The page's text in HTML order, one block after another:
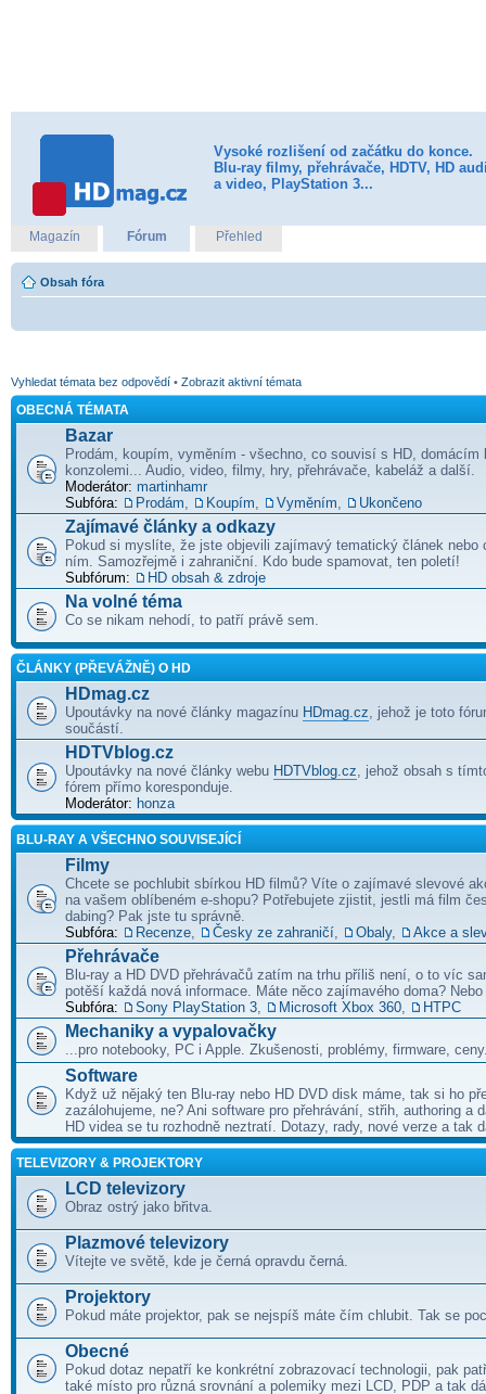
Vysoké rozlišení od začátku do konce.
Blu-ray filmy, přehrávače, HDTV, HD
a video, PlayStation 3...
Magazín Fórum Přehled
Obsah fóra
Vyhledat témata bez odpovědí • Zobrazit aktivní témata
OBECNÁ TÉMATA
Bazar
Prodám, koupím, vyměním - všechno, co souvisí s HD, domácím
konzolemi... Audio, video, filmy, hry, přehrávače, kabeláž a další.
Moderátor: martinhamr
Subfóra:
Prodám Koupím Vyměním Ukončeno
Zajímavé články a odkazy
Pokud si myslíte, že jste objevili zajímavý tematický článek nebo
ním. Samozřejmě i zahraniční. Kdo bude spamovat, ten poletí!
Subfórum:
HD obsah & zdroje
Na volné téma
Co se nikam nehodí, to patří právě sem.
ČLÁNKY (PŘEVÁŽNĚ) O HD
HDmag.cz
Upoutávky na nové články magazínu HDmag.cz , jehož je toto
součástí.
HDTVblog.cz
Upoutávky na nové články webu HDTVblog.cz , jehož obsah s
fórem přímo koresponduje.
Moderátor: honza
BLU-RAY A VŠECHNO SOUVISEJÍCÍ
Filmy
Chcete se pochlubit sbírkou HD filmů? Víte o zajímavé slevové
na vašem oblíbeném e-shopu? Potřebujete zjistit, jestli má film
dabing? Pak jste tu správně.
Subfóra:
Recenze Česky ze zahraničí Obaly, Akce a
Přehrávače
Blu-ray a HD DVD přehrávačů zatím na trhu příliš není, o to víc
potěší každá nová informace. Máte něco zajímavého doma?
Subfóra:
Sony PlayStation 3 Microsoft Xbox 360 HTPC
Mechaniky a vypalovačky
...pro notebooky, PC i Apple. Zkušenosti, problémy, firmware,
Software
Když už nějaký ten Blu-ray nebo HD DVD disk máme, tak si ho
zazálohujeme, ne? Ani software pro přehrávání, střih, authoring a
HD videa se tu rozhodně neztratí. Dotazy, rady, nové verze a tak
TELEVIZORY & PROJEKTORY
LCD televizory
Obraz ostrý jako břitva.
Plazmové televizory
Vítejte ve světě, kde je černá opravdu černá.
Projektory
Pokud máte projektor, pak se nejspíš máte čím chlubit. Tak se
Obecné
Pokud dotaz nepatří ke konkrétní zobrazovací technologii, pak
také místo pro různá srovnání a polemiky mezi LCD, PDP a tak